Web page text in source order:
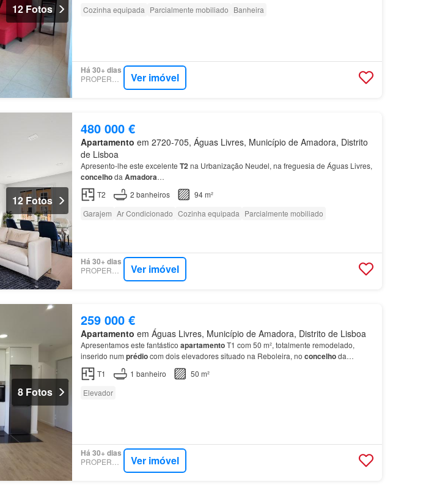
12 Fotos
Cozinha equipada Parcialmente mobiliado Banheira
Há 30+ dias
Ver imóvel
12 Fotos
480 000 €
Apartamento em 2720-705, Águas Livres, Município de Amadora, Distrito
de Lisboa
Apresento-lhe este excelente T2na Urbanização Neudel, na freguesia de Águas Livres,
concelhoda Amadora…
T2
2 banheiros
94 m²
Garajem Ar Condicionado Cozinha equipada Parcialmente mobiliado
Há 30+ dias
Ver imóvel
8 Fotos
259 000 €
Apartamento em Águas Livres, Município de Amadora, Distrito de Lisboa
Apresentamos este fantástico apartamentoT1 com 50 m², totalmente remodelado,
inserido num prédiocom dois elevadores situado na Reboleira, no concelhoda
Amadora .…
T1 1 banheiro
50 m²
Elevador
Há 30+ dias
Ver imóvel